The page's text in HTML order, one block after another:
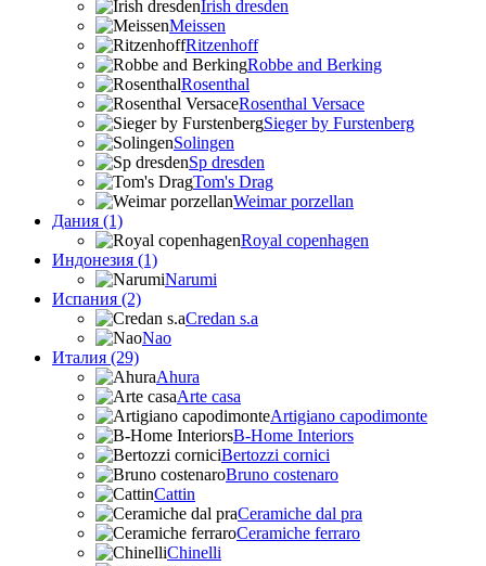
Irish dresden
Meissen
Ritzenhoff
Robbe and Berking
Rosenthal
Rosenthal Versace
Sieger by Furstenberg
Solingen
Sp dresden
Tom's Drag
Weimar porzellan
Дания (1)
Royal copenhagen
Индонезия (1)
Narumi
Испания (2)
Credan s.a
Nao
Италия (29)
Ahura
Arte casa
Artigiano capodimonte
B-Home Interiors
Bertozzi cornici
Bruno costenaro
Cattin
Ceramiche dal pra
Ceramiche ferraro
Chinelli